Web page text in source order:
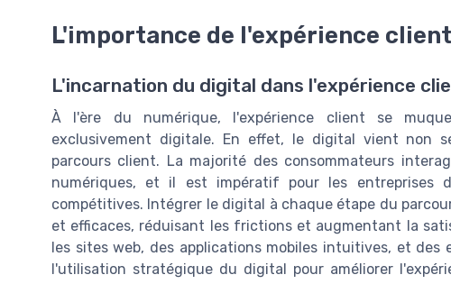
L'importance de l'expérience
L'incarnation du digital dans l'expérience
À l'ère du numérique, l'expérience client se
exclusivement digitale. En effet, le digital vient non
parcours client. La majorité des consommateurs
numériques, et il est impératif pour les entreprises
compétitives. Intégrer le digital à chaque étape du
et efficaces, réduisant les frictions et augmentant la
les sites web, des applications mobiles intuitives, et des
l'utilisation stratégique du digital pour améliorer